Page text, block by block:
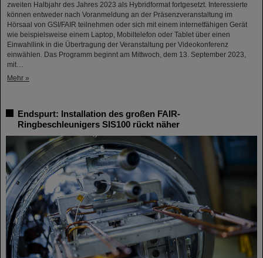
zweiten Halbjahr des Jahres 2023 als Hybridformat fortgesetzt. Interessierte
können entweder nach Voranmeldung an der Präsenzveranstaltung im
Hörsaal von GSI/FAIR teilnehmen oder sich mit einem internetfähigen Gerät
wie beispielsweise einem Laptop, Mobiltelefon oder Tablet über einen
Einwahllink in die Übertragung der Veranstaltung per Videokonferenz
einwählen. Das Programm beginnt am Mittwoch, dem 13. September 2023,
mit…
Mehr »
Endspurt: Installation des großen FAIR-
Ringbeschleunigers SIS100 rückt näher